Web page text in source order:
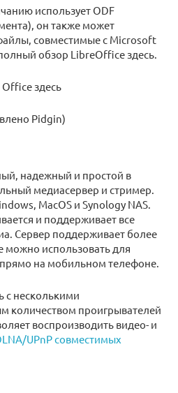
использует ODF
он также может
совместимые с Microsoft
обзор LibreOffice здесь.
здесь
Pidgin)
надежный и простой в
медиасервер и стример.
MacOS и Synology NAS.
и поддерживает все
Сервер поддерживает более
использовать для
на мобильном телефоне.
с несколькими
количеством проигрывателей
воспроизводить видео- и
UPnP совместимых